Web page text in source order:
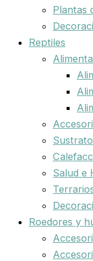
Plantas
Reptiles
Salud e
Roedores y